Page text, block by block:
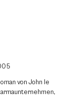
von John le